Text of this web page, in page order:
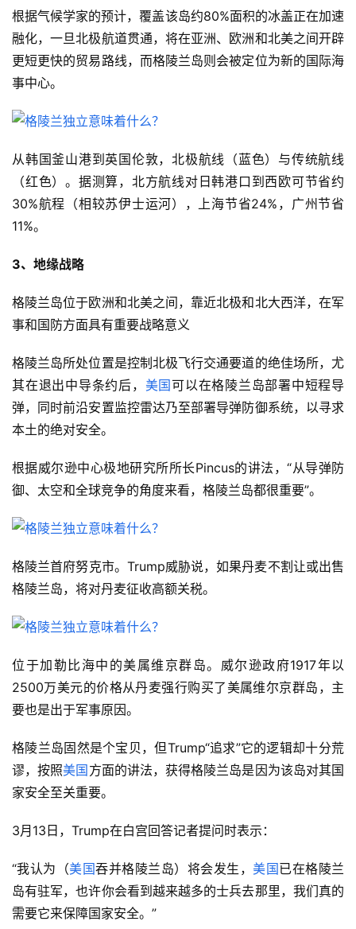
根据气候学家的预计，覆盖该岛约80%面积的冰盖正在加速
融化，一旦北极航道贯通，将在亚洲、欧洲和北美之间开辟
更短更快的贸易路线，而格陵兰岛则会被定位为新的国际海
事中心。
从韩国釜山港到英国伦敦，北极航线（蓝色）与传统航线
（红色）。据测算，北方航线对日韩港口到西欧可节省约
30%航程（相较苏伊士运河），上海节省24%，广州节省
11%。
3、地缘战略
格陵兰岛位于欧洲和北美之间，靠近北极和北大西洋，在军
事和国防方面具有重要战略意义
格陵兰岛所处位置是控制北极飞行交通要道的绝佳场所，尤
其在退出中导条约后， 美国可以在格陵兰岛部署中短程导
弹，同时前沿安置监控雷达乃至部署导弹防御系统，以寻求
本土的绝对安全。
根据威尔逊中心极地研究所所长Pincus的讲法，“从导弹防
御、太空和全球竞争的角度来看，格陵兰岛都很重要”。
格陵兰首府努克市。Trump威胁说，如果丹麦不割让或出售
格陵兰岛，将对丹麦征收高额关税。
位于加勒比海中的美属维京群岛。威尔逊政府1917年以
2500万美元的价格从丹麦强行购买了美属维尔京群岛，主
要也是出于军事原因。
格陵兰岛固然是个宝贝，但Trump“追求”它的逻辑却十分荒
谬，按照美国方面的讲法，获得格陵兰岛是因为该岛对其国
家安全至关重要。
3月13日，Trump在白宫回答记者提问时表示：
“我认为（美国吞并格陵兰岛）将会发生，美国已在格陵兰
岛有驻军，也许你会看到越来越多的士兵去那里，我们真的
需要它来保障国家安全。”